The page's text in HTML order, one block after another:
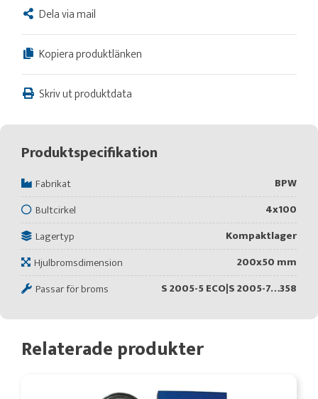
Dela via mail
Kopiera produktlänken
Skriv ut produktdata
Produktspecifikation
Fabrikat
BPW
Bultcirkel
4x100
Lagertyp
Kompaktlager
Hjulbromsdimension
200x50 mm
Passar för broms
S 2005-5 ECO|S 2005-7…358
Relaterade produkter